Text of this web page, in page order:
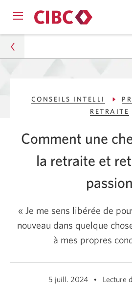
Passer
en
Passer
navigation
menu.
Conseils Intelli
passion
CONSEILS INTELLI
RETRAITE
Comment une
la retraite et
passion
« Je me sens libérée de
nouveau dans quelque
à mes propres
5 juill. 2024 Lecture